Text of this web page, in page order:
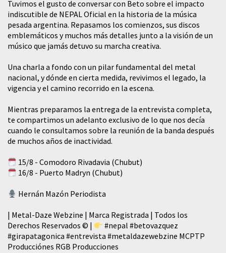
Tuvimos el gusto de conversar con Beto sobre el impacto
indiscutible de NEPAL Oficial en la historia de la música
pesada argentina. Repasamos los comienzos, sus discos
emblemáticos y muchos más detalles junto a la visión de un
músico que jamás detuvo su marcha creativa.
​Una charla a fondo con un pilar fundamental del metal
nacional, y dónde en cierta medida, revivimos el legado, la
vigencia y el camino recorrido en la escena.
Mientras preparamos la entrega de la entrevista completa,
te compartimos un adelanto exclusivo de lo que nos decía
cuando le consultamos sobre la reunión de la banda después
de muchos años de inactividad.
15/8 - Comodoro Rivadavia (Chubut)
16/8 - Puerto Madryn (Chubut)
Hernán Mazón Periodista
| Metal-Daze Webzine | Marca Registrada | Todos los
Derechos Reservados © |
#nepal #betovazquez
#girapatagonica #entrevista #metaldazewebzine MCPTP
Producciónes RGB Producciones